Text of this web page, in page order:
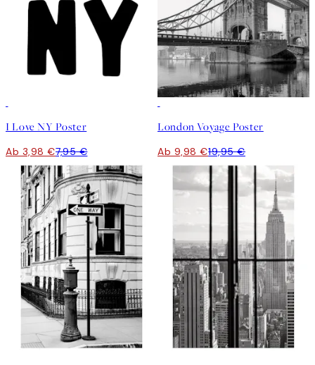
I Love NY Poster
Ab 3,98 €7,95 €
London Voyage Poster
Ab 9,98 €19,95 €